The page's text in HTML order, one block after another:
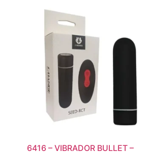
6416 – VIBRADOR BULLET –